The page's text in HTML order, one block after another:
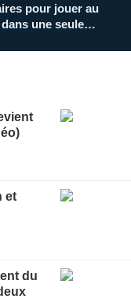
pour jouer au
une seule
et
du